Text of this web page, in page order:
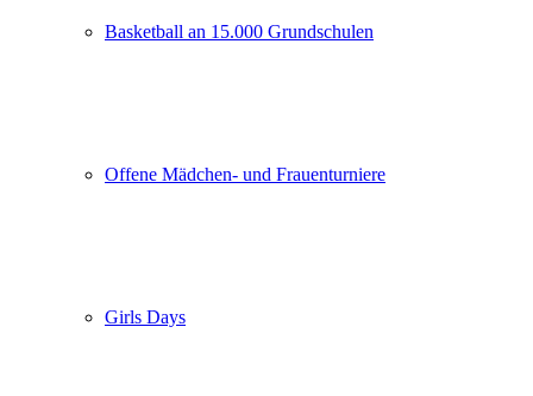
Basketball an 15.000 Grundschulen
Offene Mädchen- und Frauenturniere
Girls Days